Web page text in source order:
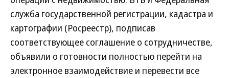
служба государственной регистрации, кадастра и
картографии (Росреестр), подписав
соответствующее соглашение о сотрудничестве,
объявили о готовности полностью перейти на
электронное взаимодействие и перевести все